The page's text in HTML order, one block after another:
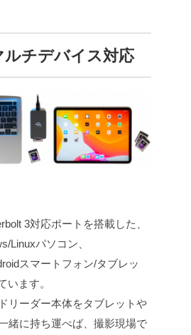
ルチデバイス対応
3対応ポートを搭載した、
Linuxパソコン、
スマートフォン/タブレッ
います。
リーダー本体をタブレットや
緒に持ち運べば、撮影現場で